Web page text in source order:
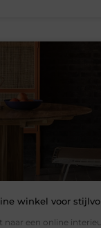
winkel voor
naar een online